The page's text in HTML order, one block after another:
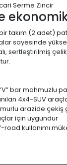
Serme Zincir
takım (2 adet)
sayesinde
sertleştirilmiş çelik
bar mahmuzlu
4x4-SUV
arazide çekiş
için uygundur
kullanımı